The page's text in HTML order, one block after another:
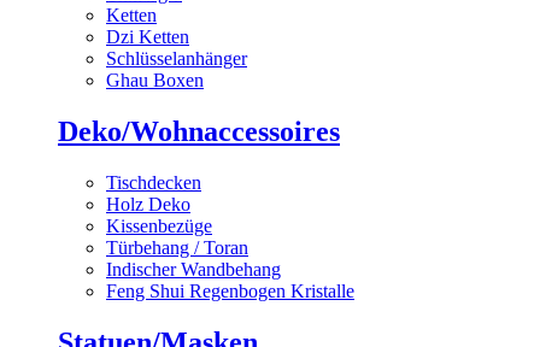
Ketten
Dzi Ketten
Schlüsselanhänger
Ghau Boxen
Deko/Wohnaccessoires
Tischdecken
Holz Deko
Kissenbezüge
Türbehang / Toran
Indischer Wandbehang
Feng Shui Regenbogen Kristalle